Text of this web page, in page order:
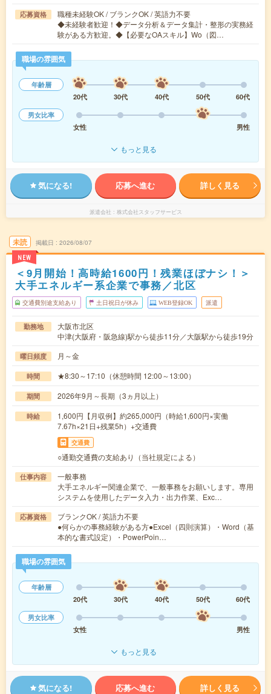
応募資格
職種未経験OK / ブランクOK / 英語力不要
◆未経験者歓迎！◆データ分析＆データ集計・整形の実務経
験がある方歓迎。◆【必要なOAスキル】Wo（図…
職場の雰囲気
年齢層
20代
30代 40代 50代
60代
男女比率
女性
男性
もっと見る
気になる! 応募へ進む 詳しく見る
派遣会社 株式会社スタッフサービス
未読
NEW
掲載日 2026/08/07
＜9月開始！高時給1600円！残業ほぼナシ！＞
大手エネルギー系企業で事務／北区
交通費別途支給あり 土日祝日が休み WEB登録OK 派遣
勤務地
大阪市北区
中津(大阪府・阪急線)駅から徒歩11分／大阪駅から徒歩19分
曜日頻度 月～金
時間 ★8:30～17:10（休憩時間 12:00～13:00）
期間 2026年9月～長期（3ヵ月以上）
時給
1,600円【月収例】約265,000円（時給1,600円×実働
7.67h×21日+残業5h）+交通費
交通費
○通勤交通費の支給あり（当社規定による）
仕事内容
一般事務
大手エネルギー関連企業で、一般事務をお願いします。専用
システムを使用したデータ入力・出力作業、Exc…
応募資格
ブランクOK / 英語力不要
●何らかの事務経験がある方●Excel（四則演算）・Word（基
本的な書式設定）・PowerPoin…
職場の雰囲気
年齢層
20代
30代 40代 50代
60代
男女比率
女性
男性
もっと見る
気になる! 応募へ進む 詳しく見る